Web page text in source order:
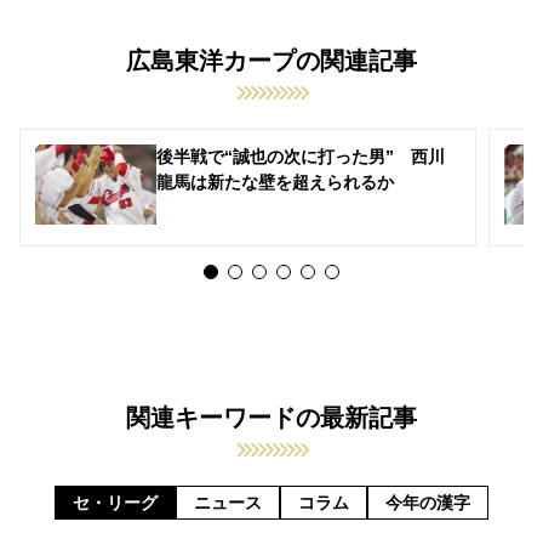
広島東洋カープの関連記事
後半戦で“誠也の次に打った男” 西川
龍馬は新たな壁を超えられるか
関連キーワードの最新記事
セ・リーグ ニュース コラム 今年の漢字